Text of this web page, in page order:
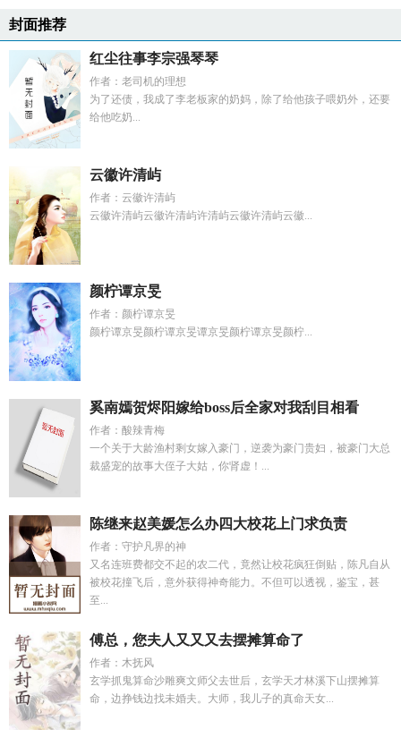
封面推荐
红尘往事李宗强琴琴
作者：老司机的理想
为了还债，我成了李老板家的奶妈，除了给他孩子喂奶外，还要
给他吃奶...
云徽许清屿
作者：云徽许清屿
云徽许清屿云徽许清屿许清屿云徽许清屿云徽...
颜柠谭京旻
作者：颜柠谭京旻
颜柠谭京旻颜柠谭京旻谭京旻颜柠谭京旻颜柠...
奚南嫣贺烬阳嫁给boss后全家对我刮目相看
作者：酸辣青梅
一个关于大龄渔村剩女嫁入豪门，逆袭为豪门贵妇，被豪门大总
裁盛宠的故事大侄子大姑，你肾虚！...
陈继来赵美媛怎么办四大校花上门求负责
作者：守护凡界的神
又名连班费都交不起的农二代，竟然让校花疯狂倒贴，陈凡自从
被校花撞飞后，意外获得神奇能力。不但可以透视，鉴宝，甚
至...
傅总，您夫人又又又去摆摊算命了
作者：木抚风
玄学抓鬼算命沙雕爽文师父去世后，玄学天才林溪下山摆摊算
命，边挣钱边找未婚夫。大师，我儿子的真命天女...